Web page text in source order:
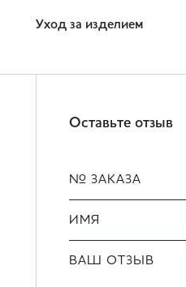
Уход за изделием
Оставьте отзыв
№ ЗАКАЗА
ИМЯ
ВАШ ОТЗЫВ